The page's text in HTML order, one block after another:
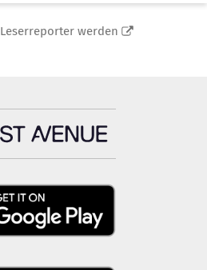
Leserreporter werden